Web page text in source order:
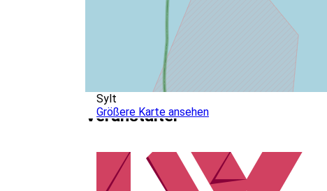
Sylt
Größere Karte ansehen
Veranstalter